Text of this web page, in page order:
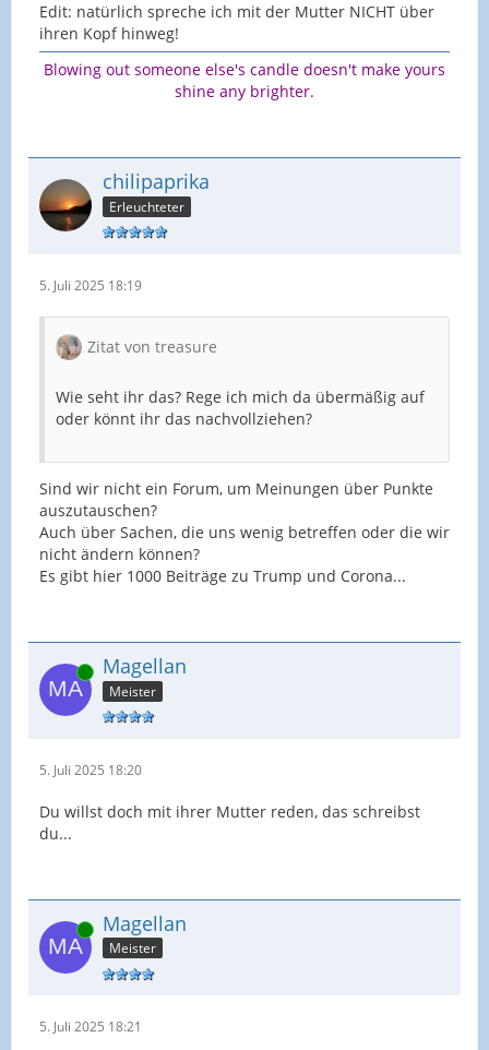
Edit: natürlich spreche ich mit der Mutter NICHT über
ihren Kopf hinweg!
Blowing out someone else's candle doesn't make yours
shine any brighter.
chilipaprika
Erleuchteter
5. Juli 2025 18:19
Zitat von treasure
Wie seht ihr das? Rege ich mich da übermäßig auf
oder könnt ihr das nachvollziehen?
Sind wir nicht ein Forum, um Meinungen über Punkte
auszutauschen?
Auch über Sachen, die uns wenig betreffen oder die wir
nicht ändern können?
Es gibt hier 1000 Beiträge zu Trump und Corona...
Online Magellan
Meister
5. Juli 2025 18:20
Du willst doch mit ihrer Mutter reden, das schreibst
du...
Online Magellan
Meister
5. Juli 2025 18:21